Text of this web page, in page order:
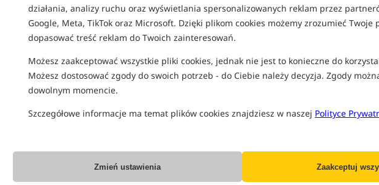
działania, analizy ruchu oraz wyświetlania spersonalizowanych reklam przez
Google, Meta, TikTok oraz Microsoft. Dzięki plikom cookies możemy zrozumieć Twoje
dopasować treść reklam do Twoich zainteresowań.
Możesz zaakceptować wszystkie pliki cookies, jednak nie jest to konieczne do
Możesz dostosować zgody do swoich potrzeb - do Ciebie należy decyzja. Zgody
dowolnym momencie.
Szczegółowe informacje ma temat plików cookies znajdziesz w naszej Polityce
Zmień ustawienia Zaakceptuj
SPODZIEWANA WYSYŁKA
wersja 36 cali / 910mm
EAN: 5055108927266
0,80
Koniec
wersja 48 cali / 1220mm
Koniec